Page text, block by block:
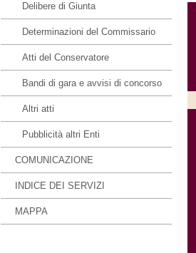
Delibere di Giunta
Determinazioni del Commissario
Atti del Conservatore
Bandi di gara e avvisi di concorso
Altri atti
Pubblicità altri Enti
COMUNICAZIONE
INDICE DEI SERVIZI
MAPPA